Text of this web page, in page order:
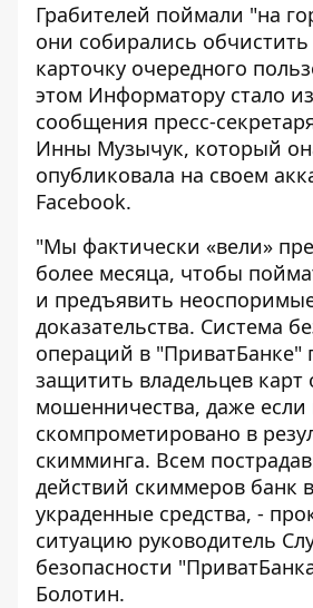
Грабителей поймали "на
они собирались
карточку очередного
этом Информатору стало
сообщения пресс-
Инны Музычук, который
опубликовала на своем
Facebook.
"Мы фактически «вели»
более месяца, чтобы
и предъявить
доказательства. Система
операций в "ПриватБанке"
защитить владельцев карт
мошенничества, даже
скомпрометировано в
скимминга. Всем
действий скиммеров банк
украденные средства, -
ситуацию руководитель
безопасности
Болотин.